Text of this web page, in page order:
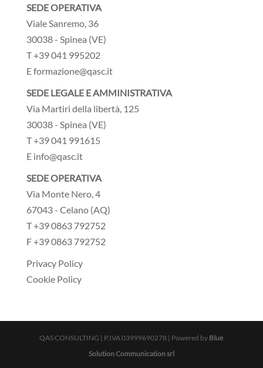
SEDE OPERATIVA
Viale Sanremo, 36
30038 - Spinea (VE)
T +39 041 995202
E formazione@qasc.it
SEDE LEGALE E AMMINISTRATIVA
Via Martiri della libertà, 125
30038 - Spinea (VE)
T +39 041 991615
E info@qasc.it
SEDE OPERATIVA
Via Monte Nero, 4
67043 - Celano (AQ)
T +39 0863 792752
F +39 0863 792752
Privacy Policy
Cookie Policy
QAS CONSULTING | P.IVA 03999690278 | Powered by Blue
Solution Communication srl